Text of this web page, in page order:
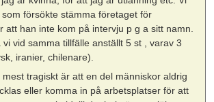
försökte stämma företaget för
att han inte kom på intervju p g a sitt namn.
vi vid samma tillfälle anställt 5 st , varav 3
iranier, chilenare).
tragiskt är att en del människor aldrig
eller komma in på arbetsplatser för att